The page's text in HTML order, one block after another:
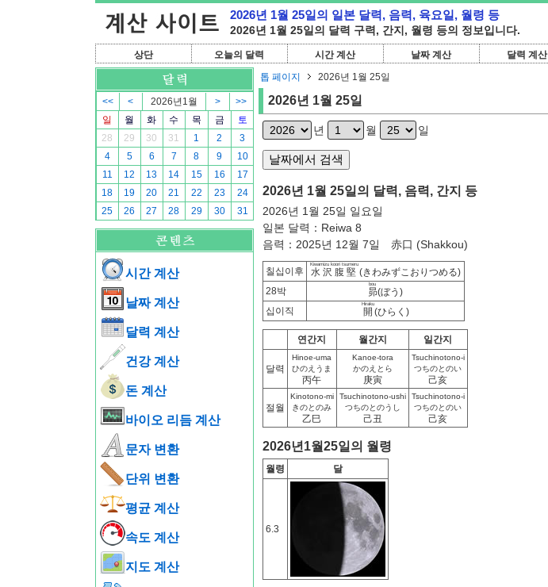
2026년 1월 25일의 일본 달력, 음력, 육요일, 월령 등
2026년 1월 25일의 달력 구력, 간지, 월령 등의 정보입니다.
상단 오늘의 달력 시간 계산 날짜 계산 달력 계산
<< < 2026년1월 >
>>
일
월 화 수 목 금
토
28
29 30 31 1 2
3
4
5 6 7 8 9
10
11
12 13 14 15 16
17
18
19 20 21 22 23
24
25
26 27 28 29 30 31
시간 계산
날짜 계산
달력 계산
건강 계산
돈 계산
바이오 리듬 계산
문자 변환
단위 변환
평균 계산
속도 계산
지도 계산
톱 페이지 2026년 1월 25일
2026년 1월 25일
년 월 일
2026년 1월 25일의 달력, 음력, 간지 등
2026년 1월 25일 일요일
일본 달력：Reiwa 8
음력：2025년 12월 7일 赤口 (Shakkou)
칠십이후 水沢腹堅
Kiwamizu koori tsumeru
(きわみずこおりつめる)
28박
昴
bou
(ぼう)
십이직
開
Hiraku
(ひらく)
연간지 월간지 일간지
달력
Hinoe-uma
ひのえうま
丙午
Kanoe-tora
かのえとら
庚寅
Tsuchinotono-i
つちのとのい
己亥
절월
Kinotono-mi
きのとのみ
乙巳
Tsuchinotono-ushi
つちのとのうし
己丑
Tsuchinotono-i
つちのとのい
己亥
2026년1월25일의 월령
월령 달
6.3